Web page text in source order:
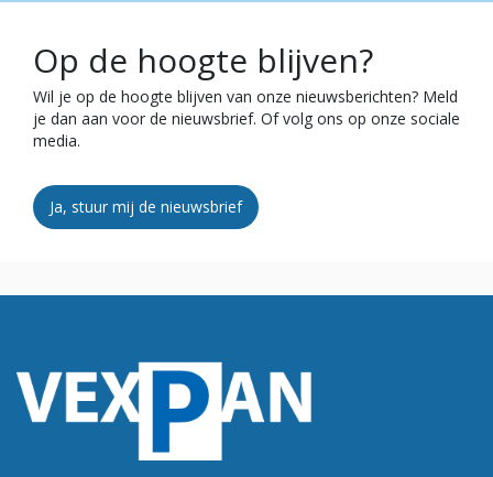
Op de hoogte blijven?
Wil je op de hoogte blijven van onze nieuwsberichten? Meld
je dan aan voor de nieuwsbrief. Of volg ons op onze sociale
media.
Ja, stuur mij de nieuwsbrief